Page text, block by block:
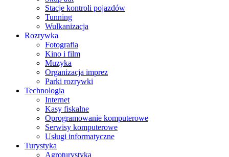
Stacje kontroli pojazdów
Tunning
Wulkanizacja
Rozrywka
Fotografia
Kino i film
Muzyka
Organizacja imprez
Parki rozrywki
Technologia
Internet
Kasy fiskalne
Oprogramowanie komputerowe
Serwisy komputerowe
Usługi informatyczne
Turystyka
Agroturystyka